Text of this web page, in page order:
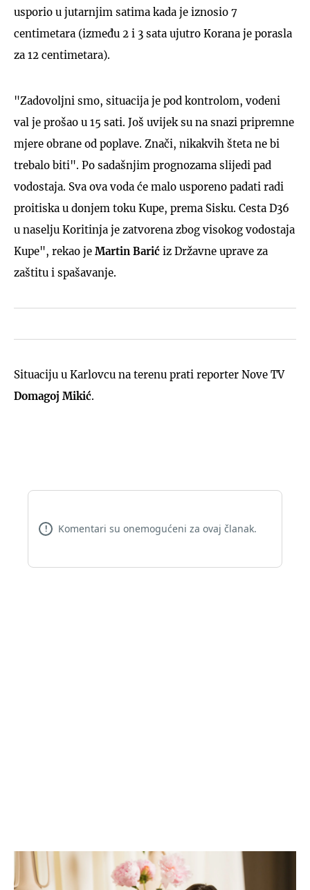
usporio u jutarnjim satima kada je iznosio 7
centimetara (između 2 i 3 sata ujutro Korana je porasla
za 12 centimetara).
"Zadovoljni smo, situacija je pod kontrolom, vodeni
val je prošao u 15 sati. Još uvijek su na snazi pripremne
mjere obrane od poplave. Znači, nikakvih šteta ne bi
trebalo biti". Po sadašnjim prognozama slijedi pad
vodostaja. Sva ova voda će malo usporeno padati radi
proitiska u donjem toku Kupe, prema Sisku. Cesta D36
u naselju Koritinja je zatvorena zbog visokog vodostaja
Kupe", rekao je Martin Barić iz Državne uprave za
zaštitu i spašavanje.
Situaciju u Karlovcu na terenu prati reporter Nove TV
Domagoj Mikić.
! Komentari su onemogućeni za ovaj članak.